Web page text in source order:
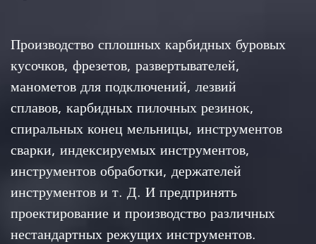
Производство сплошных карбидных буровых
кусочков, фрезетов, развертывателей,
манометов для подключений, лезвий
сплавов, карбидных пилочных резинок,
спиральных конец мельницы, инструментов
сварки, индексируемых инструментов,
инструментов обработки, держателей
инструментов и т. Д. И предпринять
проектирование и производство различных
нестандартных режущих инструментов.